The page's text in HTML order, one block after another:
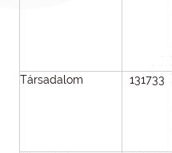
Társadalom 131733